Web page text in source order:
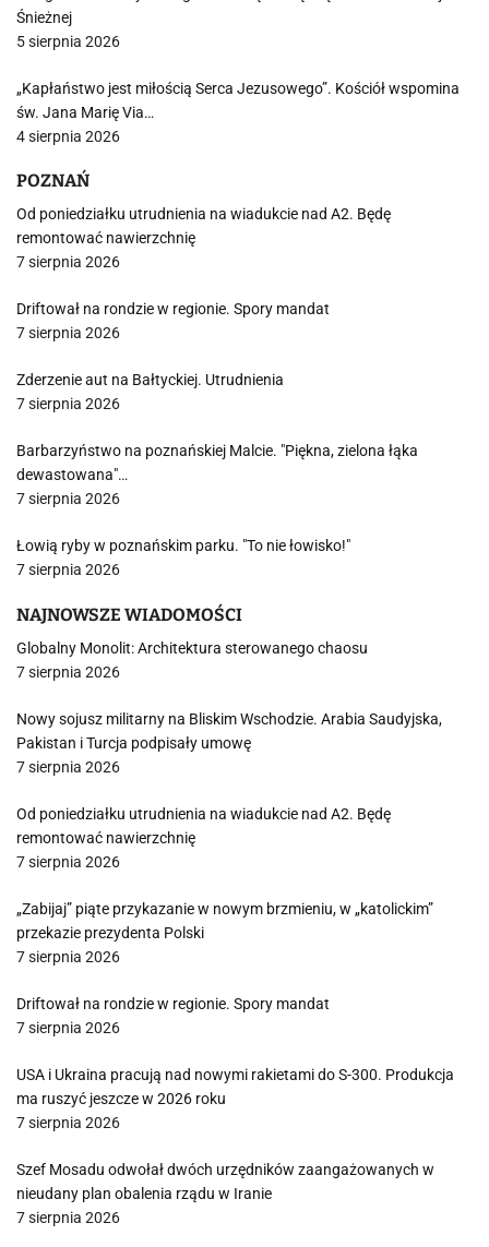
Śnieżnej
5 sierpnia 2026
„Kapłaństwo jest miłością Serca Jezusowego”. Kościół wspomina
św. Jana Marię Via…
4 sierpnia 2026
POZNAŃ
Od poniedziałku utrudnienia na wiadukcie nad A2. Będę
remontować nawierzchnię
7 sierpnia 2026
Driftował na rondzie w regionie. Spory mandat
7 sierpnia 2026
Zderzenie aut na Bałtyckiej. Utrudnienia
7 sierpnia 2026
Barbarzyństwo na poznańskiej Malcie. "Piękna, zielona łąka
dewastowana"…
7 sierpnia 2026
Łowią ryby w poznańskim parku. "To nie łowisko!"
7 sierpnia 2026
NAJNOWSZE WIADOMOŚCI
Globalny Monolit: Architektura sterowanego chaosu
7 sierpnia 2026
Nowy sojusz militarny na Bliskim Wschodzie. Arabia Saudyjska,
Pakistan i Turcja podpisały umowę
7 sierpnia 2026
Od poniedziałku utrudnienia na wiadukcie nad A2. Będę
remontować nawierzchnię
7 sierpnia 2026
„Zabijaj” piąte przykazanie w nowym brzmieniu, w „katolickim”
przekazie prezydenta Polski
7 sierpnia 2026
Driftował na rondzie w regionie. Spory mandat
7 sierpnia 2026
USA i Ukraina pracują nad nowymi rakietami do S-300. Produkcja
ma ruszyć jeszcze w 2026 roku
7 sierpnia 2026
Szef Mosadu odwołał dwóch urzędników zaangażowanych w
nieudany plan obalenia rządu w Iranie
7 sierpnia 2026